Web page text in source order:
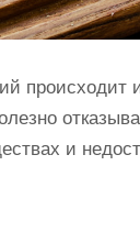
происходит
и